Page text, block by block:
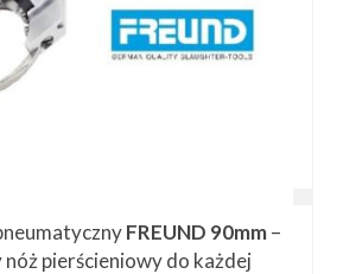
FREUND 90mm–
nóż pierścieniowy do każdej